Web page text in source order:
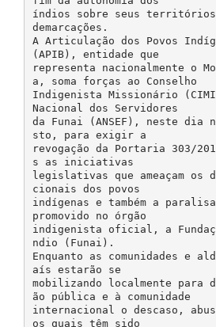
índios sobre seus
demarcações.
A Articulação dos Povos
(APIB), entidade que
representa nacionalmente o
a, soma forças ao Conselho
Indigenista Missionário
Nacional dos Servidores
da Funai (ANSEF), neste dia
sto, para exigir a
revogação da Portaria 303/
s as iniciativas
legislativas que ameaçam
cionais dos povos
indígenas e também a
promovido no órgão
indigenista oficial, a
ndio (Funai).
Enquanto as comunidades e
aís estarão se
mobilizando localmente para
ão pública e à comunidade
internacional o descaso,
os quais têm sido